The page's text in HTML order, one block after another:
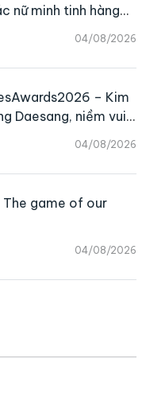
04/08/2026
nữ minh tinh hàng
04/08/2026
– Kim
Daesang, niềm vui
Kyung sau 23
04/08/2026
game of our